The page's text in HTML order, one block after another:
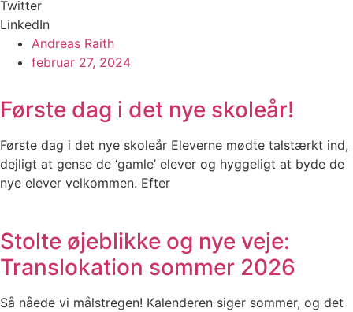
Twitter
LinkedIn
Andreas Raith
februar 27, 2024
Første dag i det nye skoleår!
Første dag i det nye skoleår Eleverne mødte talstærkt ind,
dejligt at gense de ‘gamle’ elever og hyggeligt at byde de
nye elever velkommen. Efter
Stolte øjeblikke og nye veje:
Translokation sommer 2026
Så nåede vi målstregen! Kalenderen siger sommer, og det